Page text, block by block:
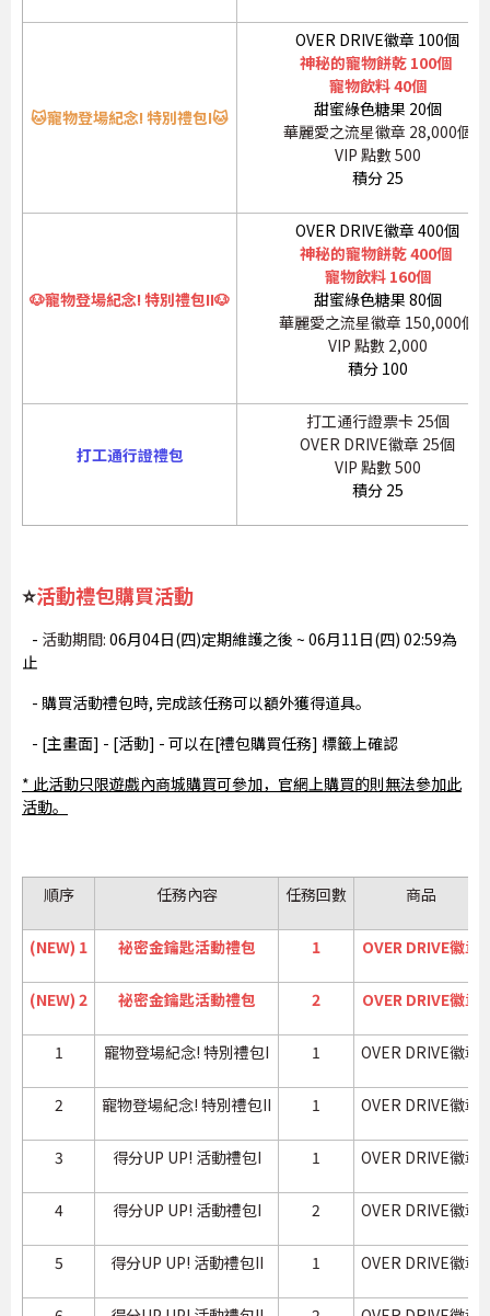
🐱寵物登場紀念! 特別禮包I🐱
OVER DRIVE徽章 100個
神秘的寵物餅乾 100個
寵物飲料 40個
甜蜜綠色糖果 20個
華麗愛之流星徽章 28,000個
VIP 點數 500
積分 25
🐶寵物登場紀念! 特別禮包II🐶
OVER DRIVE徽章 400個
神秘的寵物餅乾 400個
寵物飲料 160個
甜蜜綠色糖果 80個
華麗愛之流星徽章 150,000個
VIP 點數 2,000
積分 100
打工通行證禮包
打工通行證票卡 25個
OVER DRIVE徽章 25個
VIP 點數 500
積分 25
⭐活動禮包購買活動
- 活動期間: 06月04日(四)定期維護之後 ~ 06月11日(四) 02:59為
止
- 購買活動禮包時, 完成該任務可以額外獲得道具。
- [主畫面] - [活動] - 可以在[禮包購買任務] 標籤上確認
* 此活動只限遊戲內商城購買可參加，官網上購買的則無法參加此
活動。
順序 任務內容 任務回數 商品
(NEW) 1 祕密金鑰匙活動禮包 1 OVER DRIVE徽章
(NEW) 2 祕密金鑰匙活動禮包 2 OVER DRIVE徽章
1 寵物登場紀念! 特別禮包I 1 OVER DRIVE徽章
2 寵物登場紀念! 特別禮包II 1 OVER DRIVE徽章
3 得分UP UP! 活動禮包I 1 OVER DRIVE徽章
4 得分UP UP! 活動禮包I 2 OVER DRIVE徽章
5 得分UP UP! 活動禮包II 1 OVER DRIVE徽章